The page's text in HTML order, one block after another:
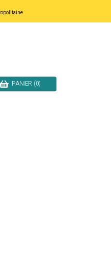
PANIER (0)